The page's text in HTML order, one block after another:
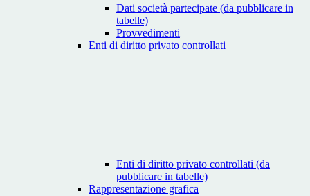
Dati società partecipate (da pubblicare in
tabelle)
Provvedimenti
Enti di diritto privato controllati
Enti di diritto privato controllati (da
pubblicare in tabelle)
Rappresentazione grafica